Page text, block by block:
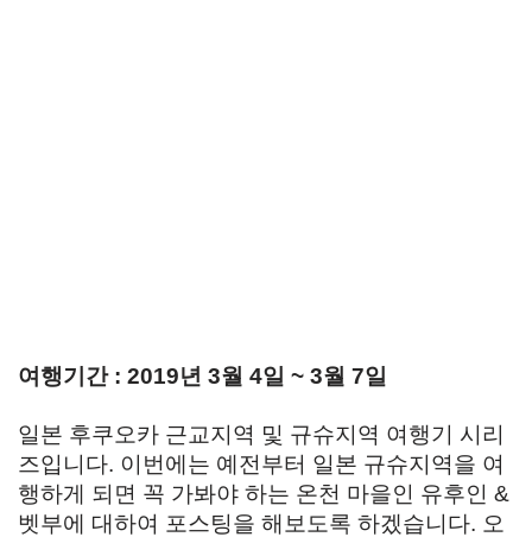
여행기간 : 2019년 3월 4일 ~ 3월 7일
일본 후쿠오카 근교지역 및 규슈지역 여행기 시리
즈입니다. 이번에는 예전부터 일본 규슈지역을 여
행하게 되면 꼭 가봐야 하는 온천 마을인 유후인 &
벳부에 대하여 포스팅을 해보도록 하겠습니다. 오